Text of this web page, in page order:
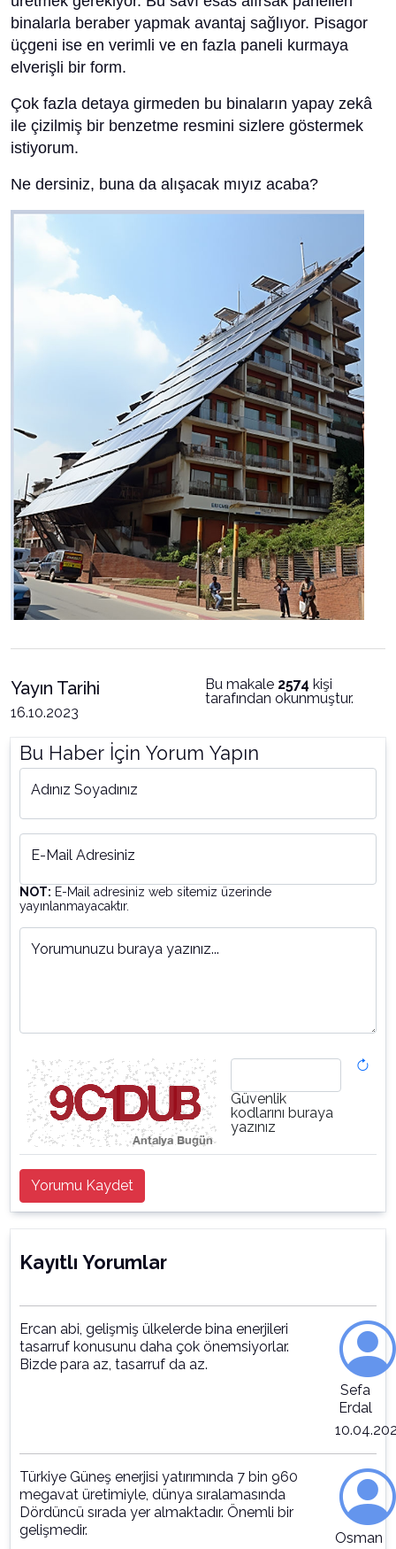
binalarla beraber yapmak avantaj sağlıyor. Pisagor
üçgeni ise en verimli ve en fazla paneli kurmaya
elverişli bir form.
Çok fazla detaya girmeden bu binaların yapay zekâ
ile çizilmiş bir benzetme resmini sizlere göstermek
istiyorum.
Ne dersiniz, buna da alışacak mıyız acaba?
Yayın Tarihi
16.10.2023
Bu makale 2574 kişi
tarafından okunmuştur.
Bu Haber İçin Yorum Yapın
Adınız Soyadınız
E-Mail Adresiniz
NOT: E-Mail adresiniz web sitemiz üzerinde
yayınlanmayacaktır.
Yorumunuzu buraya yazınız...
Güvenlik
kodlarını buraya
yazınız
Yorumu Kaydet
Kayıtlı Yorumlar
Ercan abi, gelişmiş ülkelerde bina enerjileri
tasarruf konusunu daha çok önemsiyorlar.
Bizde para az, tasarruf da az.
Sefa
Erdal
Türkiye Güneş enerjisi yatırımında 7 bin 960
megavat üretimiyle, dünya sıralamasında
Dördüncü sırada yer almaktadır. Önemli bir
gelişmedir.
Osman